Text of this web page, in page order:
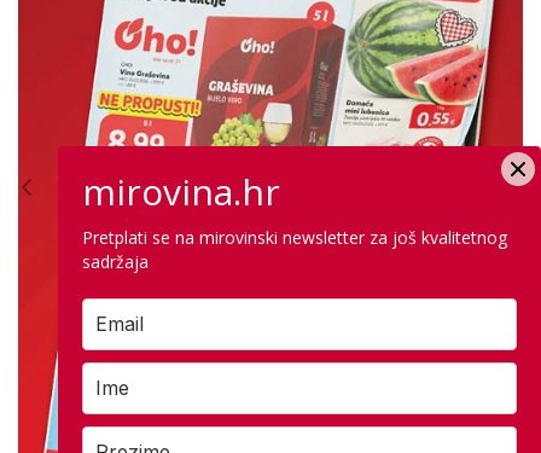
mirovina.hr
Pretplati se na mirovinski newsletter za još kvalitetnog
sadržaja